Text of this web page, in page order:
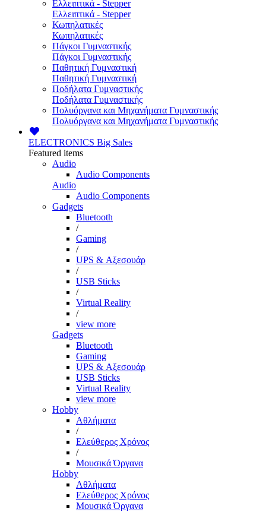
Ελλειπτικά - Stepper
Ελλειπτικά - Stepper
Κωπηλατικές
Κωπηλατικές
Πάγκοι Γυμναστικής
Πάγκοι Γυμναστικής
Παθητική Γυμναστική
Παθητική Γυμναστική
Ποδήλατα Γυμναστικής
Ποδήλατα Γυμναστικής
Πολυόργανα και Μηχανήματα Γυμναστικής
Πολυόργανα και Μηχανήματα Γυμναστικής
ELECTRONICS Big Sales
Featured items
Audio
Audio Components
Audio
Audio Components
Gadgets
Bluetooth
/
Gaming
/
UPS & Αξεσουάρ
/
USB Sticks
/
Virtual Reality
/
view more
Gadgets
Bluetooth
Gaming
UPS & Αξεσουάρ
USB Sticks
Virtual Reality
view more
Hobby
Αθλήματα
/
Ελεύθερος Χρόνος
/
Μουσικά Όργανα
Hobby
Αθλήματα
Ελεύθερος Χρόνος
Μουσικά Όργανα